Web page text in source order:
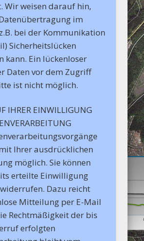
Wir weisen darauf hin,
im
bei der Kommunikation
Sicherheitslücken
kann. Ein lückenloser
Daten vor dem Zugriff
ist nicht möglich.
IHRER EINWILLIGUNG
Ihrer ausdrücklichen
möglich. Sie können
erteilte Einwilligung
Dazu reicht
Mitteilung per E-Mail
Rechtmäßigkeit der bis
erfolgten